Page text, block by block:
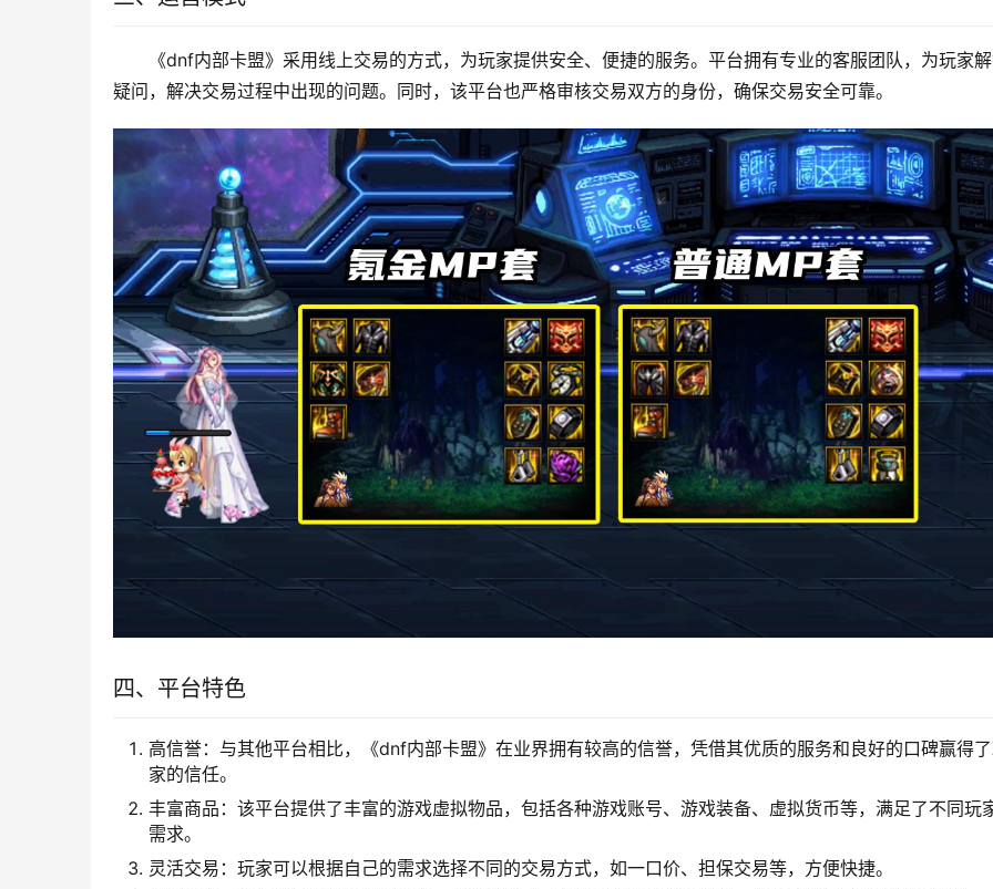
《dnf内部卡盟》采用线上交易的方式，为玩家提供安全、便捷的服务。平台拥有专业的客服团队，为玩家
疑问，解决交易过程中出现的问题。同时，该平台也严格审核交易双方的身份，确保交易安全可靠。
四、平台特色
高信誉：与其他平台相比，《dnf内部卡盟》在业界拥有较高的信誉，凭借其优质的服务和良好的口碑赢得
家的信任。
丰富商品：该平台提供了丰富的游戏虚拟物品，包括各种游戏账号、游戏装备、虚拟货币等，满足了不同玩
需求。
灵活交易：玩家可以根据自己的需求选择不同的交易方式，如一口价、担保交易等，方便快捷。